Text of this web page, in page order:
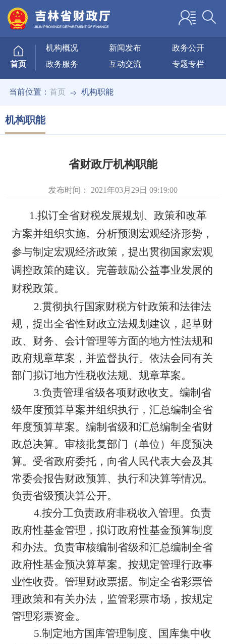
首页
机构概况 新闻发布
政务公开
政务服务
互动交流 专题专栏
当前位置：首页 机构职能
机构职能
省财政厅机构职能
发布时间： 2021年03月29日 09:19:00
1.拟订全省财税发展规划、政策和改革
方案并组织实施。分析预测宏观经济形势，
参与制定宏观经济政策，提出贯彻国家宏观
调控政策的建议。完善鼓励公益事业发展的
财税政策。
2.贯彻执行国家财税方针政策和法律法
规，提出全省性财政立法规划建议，起草财
政、财务、会计管理等方面的地方性法规和
政府规章草案，并监督执行。依法会同有关
部门拟订地方性税收法规、规章草案。
3.负责管理省级各项财政收支。编制省
级年度预算草案并组织执行，汇总编制全省
年度预算草案。编制省级和汇总编制全省财
政总决算。审核批复部门（单位）年度预决
算。受省政府委托，向省人民代表大会及其
常委会报告财政预算、执行和决算等情况。
负责省级预决算公开。
4.按分工负责政府非税收入管理。负责
政府性基金管理，拟订政府性基金预算制度
和办法。负责审核编制省级和汇总编制全省
政府性基金预决算草案。按规定管理行政事
业性收费。管理财政票据。制定全省彩票管
理政策和有关办法，监管彩票市场，按规定
管理彩票资金。
5.制定地方国库管理制度、国库集中收